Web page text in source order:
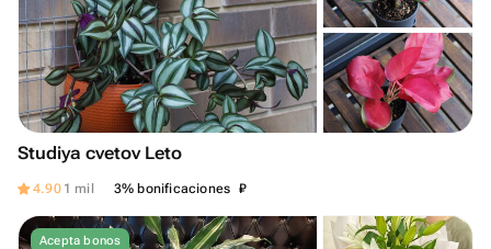
Studiya cvetov Leto
4.90 1 mil 3% bonificaciones ₽
Acepta bonos